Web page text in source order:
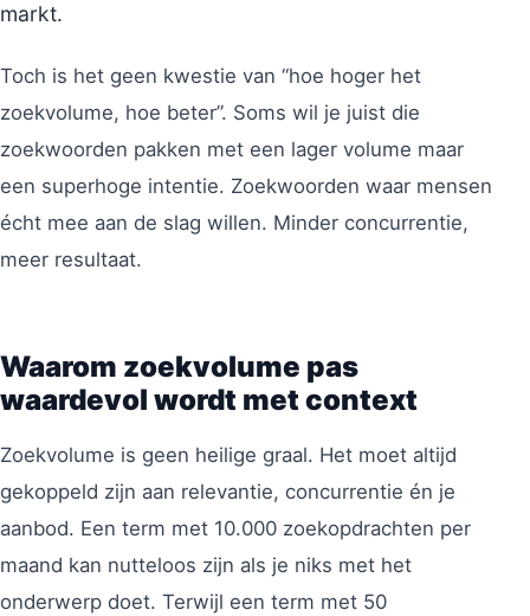
markt.
Toch is het geen kwestie van “hoe hoger het
zoekvolume, hoe beter”. Soms wil je juist die
zoekwoorden pakken met een lager volume maar
een superhoge intentie. Zoekwoorden waar mensen
écht mee aan de slag willen. Minder concurrentie,
meer resultaat.
Waarom zoekvolume pas
waardevol wordt met context
Zoekvolume is geen heilige graal. Het moet altijd
gekoppeld zijn aan relevantie, concurrentie én je
aanbod. Een term met 10.000 zoekopdrachten per
maand kan nutteloos zijn als je niks met het
onderwerp doet. Terwijl een term met 50